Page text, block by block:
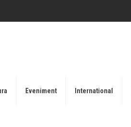
Eveniment International